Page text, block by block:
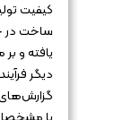
کیفیت
ساخت در
یافته و
دیگر